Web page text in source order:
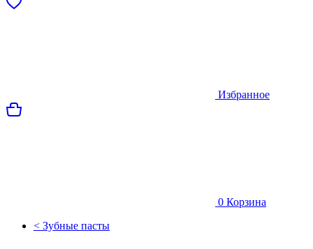
Избранное
0 Корзина
< Зубные пасты